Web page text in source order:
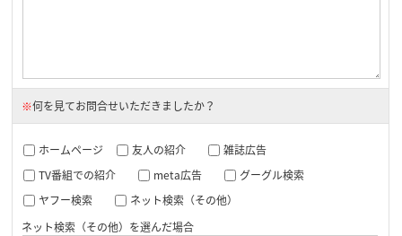
※何を見てお問合せいただきましたか？
ホームページ 友人の紹介
雑誌広告
TV番組での紹介
meta広告
グーグル検索
ヤフー検索
ネット検索（その他）
ネット検索（その他）を選んだ場合